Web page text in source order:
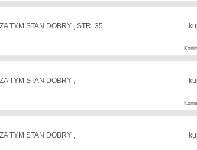
TYM STAN DOBRY , STR. 35
TYM STAN DOBRY ,
TYM STAN DOBRY ,